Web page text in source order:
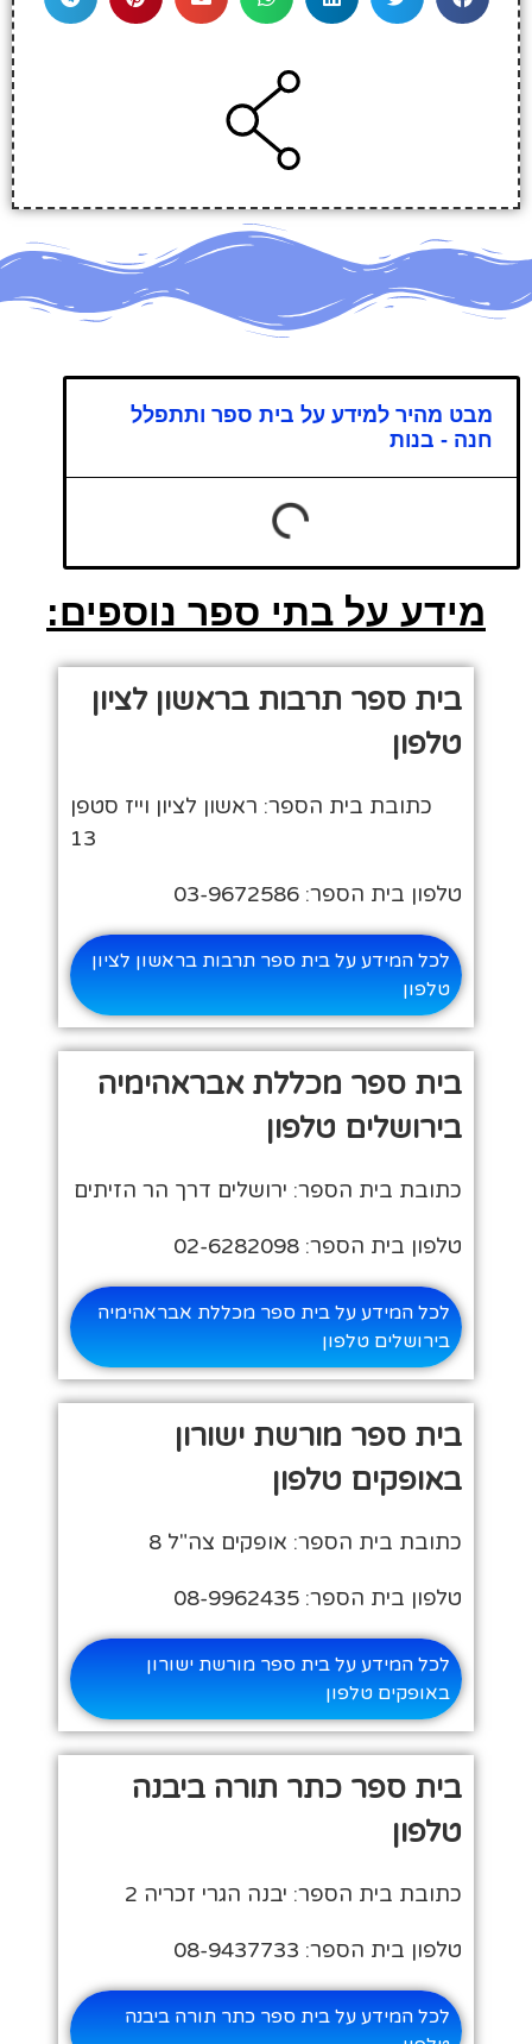
מבט מהיר למידע על בית ספר ותתפלל
חנה - בנות
מידע על בתי ספר נוספים:
בית ספר תרבות בראשון לציון
טלפון
כתובת בית הספר: ראשון לציון וייז סטפן
13
טלפון בית הספר: 03-9672586
לכל המידע על בית ספר תרבות בראשון לציון
טלפון
בית ספר מכללת אבראהימיה
בירושלים טלפון
כתובת בית הספר: ירושלים דרך הר הזיתים
טלפון בית הספר: 02-6282098
לכל המידע על בית ספר מכללת אבראהימיה
בירושלים טלפון
בית ספר מורשת ישורון
באופקים טלפון
כתובת בית הספר: אופקים צה"ל 8
טלפון בית הספר: 08-9962435
לכל המידע על בית ספר מורשת ישורון
באופקים טלפון
בית ספר כתר תורה ביבנה
טלפון
כתובת בית הספר: יבנה הגרי זכריה 2
טלפון בית הספר: 08-9437733
לכל המידע על בית ספר כתר תורה ביבנה